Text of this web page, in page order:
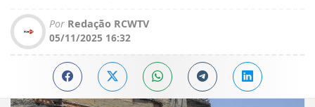
Por Redação RCWTV
05/11/2025 16:32